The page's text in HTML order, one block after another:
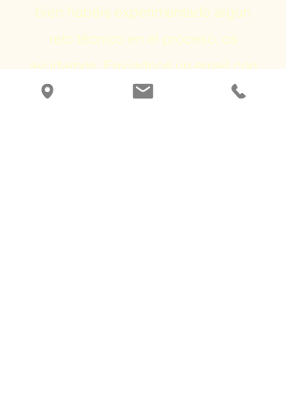
bien habéis experimentado algún
reto técnico en el proceso, os
ayudamos. Enviadnos un email con
lo que queréis disfrutar y os